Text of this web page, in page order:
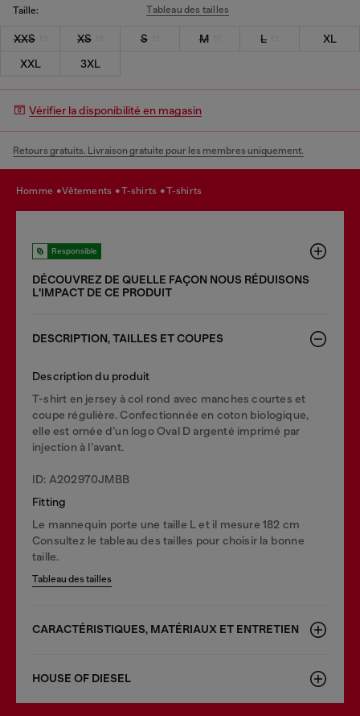
Taille: Tableau des tailles
XXS XS S M L
XL
XXL
3XL
Vérifier la disponibilité en magasin
Retours gratuits. Livraison gratuite pour les membres uniquement.
homme vêtements t-shirts t-shirts
Responsible
DÉCOUVREZ DE QUELLE FAÇON NOUS RÉDUISONS
LʹIMPACT DE CE PRODUIT
DESCRIPTION, TAILLES ET COUPES
Description du produit
T-shirt en jersey à col rond avec manches courtes et
coupe régulière. Confectionnée en coton biologique,
elle est ornée d’un logo Oval D argenté imprimé par
injection à l’avant.
ID: A202970JMBB
Fitting
Le mannequin porte une taille L et il mesure 182 cm
Consultez le tableau des tailles pour choisir la bonne
taille.
Tableau des tailles
CARACTÉRISTIQUES, MATÉRIAUX ET ENTRETIEN
HOUSE OF DIESEL